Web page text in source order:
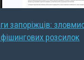
запоріжців:
розсилок